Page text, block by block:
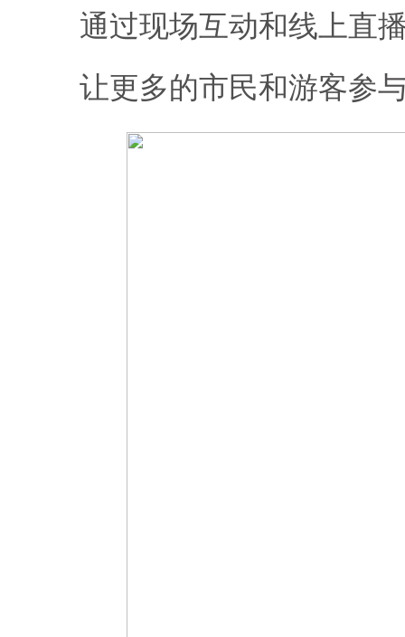
通过现场互动和线上直
让更多的市民和游客参